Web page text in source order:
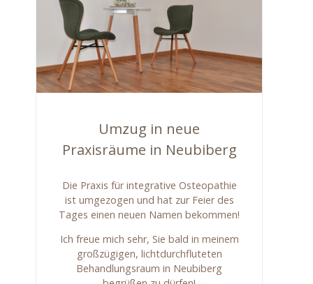
Umzug in neue
Praxisräume in Neubiberg
Die Praxis für integrative Osteopathie
ist umgezogen und hat zur Feier des
Tages einen neuen Namen bekommen!
Ich freue mich sehr, Sie bald in meinem
großzügigen, lichtdurchfluteten
Behandlungsraum in Neubiberg